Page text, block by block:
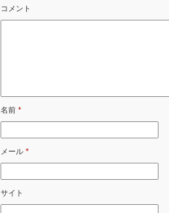
コメント
名前 *
メール *
サイト